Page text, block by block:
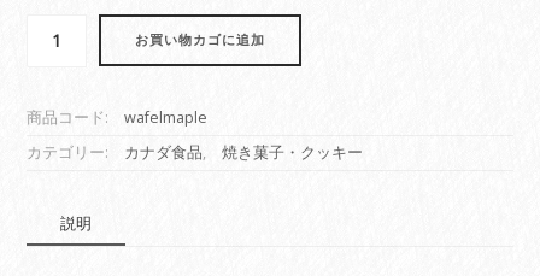
ワ
ッ
ッ
お買い物カゴに追加
商品コード:
wafelmaple
カテゴリー:
カナダ食品, 焼き菓子・クッキー
説明